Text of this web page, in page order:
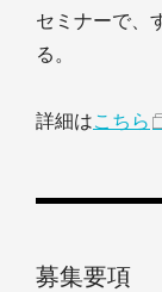
セミナーで、
る。
詳細はこちら
募集要項